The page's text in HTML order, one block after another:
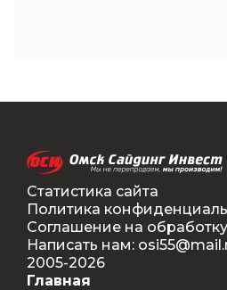
Статистика сайта
Политика
Соглашение на
Написать нам:
2005-2026
Главная